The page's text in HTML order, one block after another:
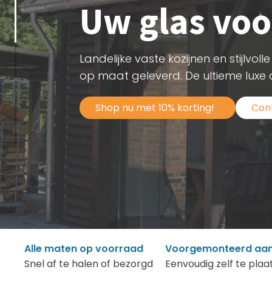
Uw glas
Landelijke vaste kozijnen en
op maat geleverd. De ultieme
Shop nu met 10% korting!
Alle maten op voorraad
Snel af te halen of bezorgd
Voorgemonteerd
Eenvoudig zelf te